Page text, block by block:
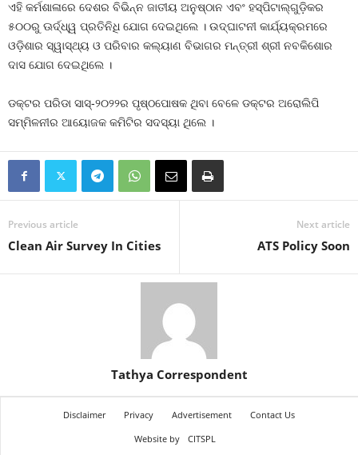
ଏହି କର୍ମଶାଳାରେ ଦେଶର ବିଭିନ୍ନ ଜାତୀୟ ଅନୁଷ୍ଠାନ ଏବଂ ହସ୍ପିଟାଲ୍‌ଗୁଡ଼ିକର
୫୦୦ରୁ ଊର୍ଦ୍ଧ୍ୱ ପ୍ରତିନିଧି ଯୋଗ ଦେଇଥିଲେ । ଉଦ୍‌ଘାଟନୀ କାର୍ଯ୍ୟକ୍ରମରେ
ଓଡ଼ିଶାର ସ୍ୱାସ୍ଥ୍ୟ ଓ ପରିବାର କଲ୍ୟାଣ ବିଭାଗର ମନ୍ତ୍ରୀ ଶ୍ରୀ ନବକିଶୋର
ଦାସ ଯୋଗ ଦେଇଥିଲେ ।
ଡକ୍ଟର ପରିଡା ସାସ୍‌-୨୦୨୨ର ପୃଷ୍ଠପୋଷକ ଥିବା ବେଳେ ଡକ୍ଟର ଅରୋଲିପି
ସମ୍ମିଳନୀର ଆୟୋଜକ କମିଟିର ସଦସ୍ୟା ଥିଲେ ।
Previous article
Clean Air Survey In Cities
Next article
ATS Policy Soon
Tathya Correspondent
Disclaimer Privacy Advertisement
Contact Us
Website by
CITSPL